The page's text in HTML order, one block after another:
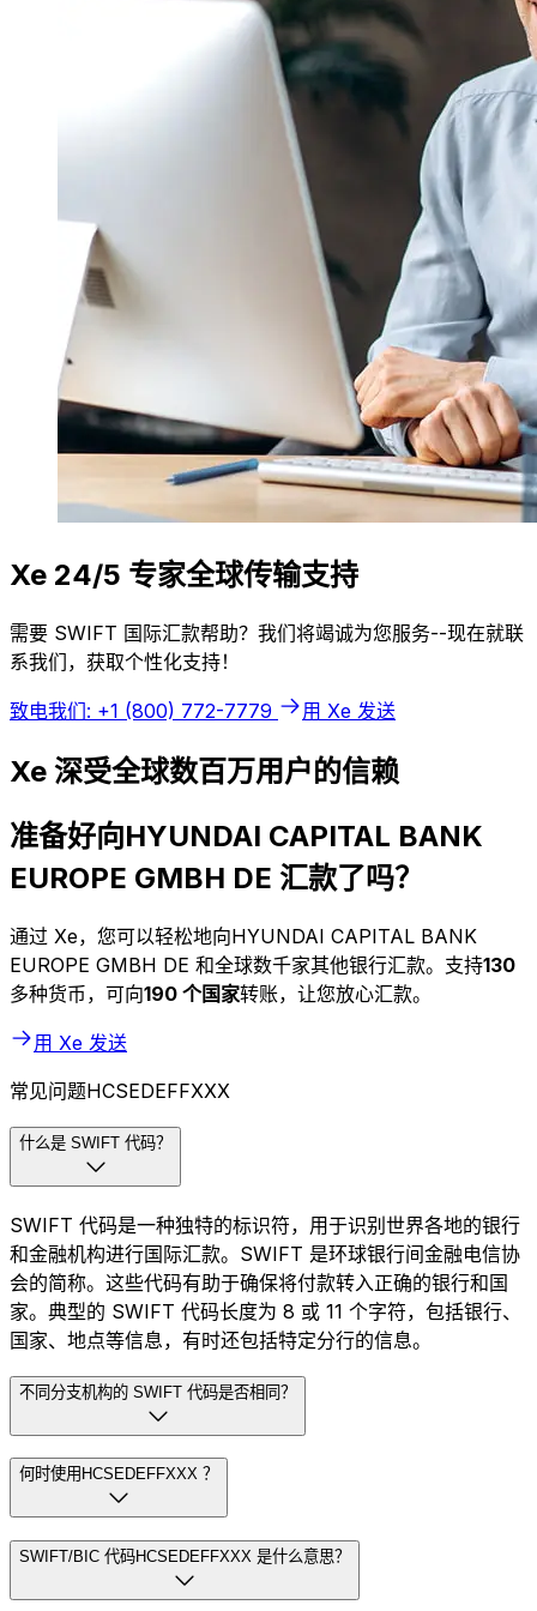
Xe 24/5 专家全球传输支持
需要 SWIFT 国际汇款帮助？我们将竭诚为您服务--现在就联
系我们，获取个性化支持！
致电我们: +1 (800) 772-7779 用 Xe 发送
Xe 深受全球数百万用户的信赖
准备好向HYUNDAI CAPITAL BANK
EUROPE GMBH DE 汇款了吗？
通过 Xe，您可以轻松地向HYUNDAI CAPITAL BANK
EUROPE GMBH DE 和全球数千家其他银行汇款。支持130
多种货币，可向190 个国家转账，让您放心汇款。
用 Xe 发送
常见问题HCSEDEFFXXX
什么是 SWIFT 代码？
SWIFT 代码是一种独特的标识符，用于识别世界各地的银行
和金融机构进行国际汇款。SWIFT 是环球银行间金融电信协
会的简称。这些代码有助于确保将付款转入正确的银行和国
家。典型的 SWIFT 代码长度为 8 或 11 个字符，包括银行、
国家、地点等信息，有时还包括特定分行的信息。
不同分支机构的 SWIFT 代码是否相同？
何时使用HCSEDEFFXXX ？
SWIFT/BIC 代码HCSEDEFFXXX 是什么意思？